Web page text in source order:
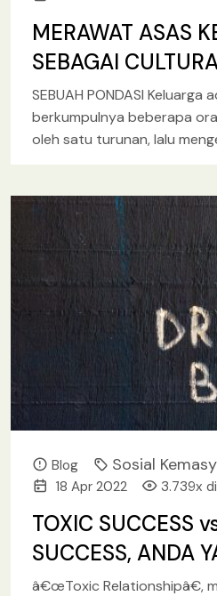
MERAWAT ASAS
SEBAGAI
PERTAHANAN
SEBUAH PONDASI Keluarga
berkumpulnya beberapa
oleh satu turunan, lalu
Blog Sosial
18 Apr 2022 3.739x
TOXIC SUCCESS
SUCCESS, ANDA
â€œToxic Relationshipâ€,